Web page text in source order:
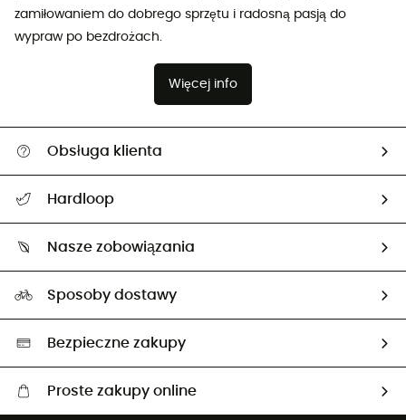
zamiłowaniem do dobrego sprzętu i radosną pasją do
wypraw po bezdrożach.
Więcej info
Obsługa klienta
Zwrot artykułów i zwrot środków
Hardloop
Ambasadorzy
Nasze zobowiązania
Wybrane produkty eko
Sposoby dostawy
Bezpieczne zakupy
Proste zakupy online